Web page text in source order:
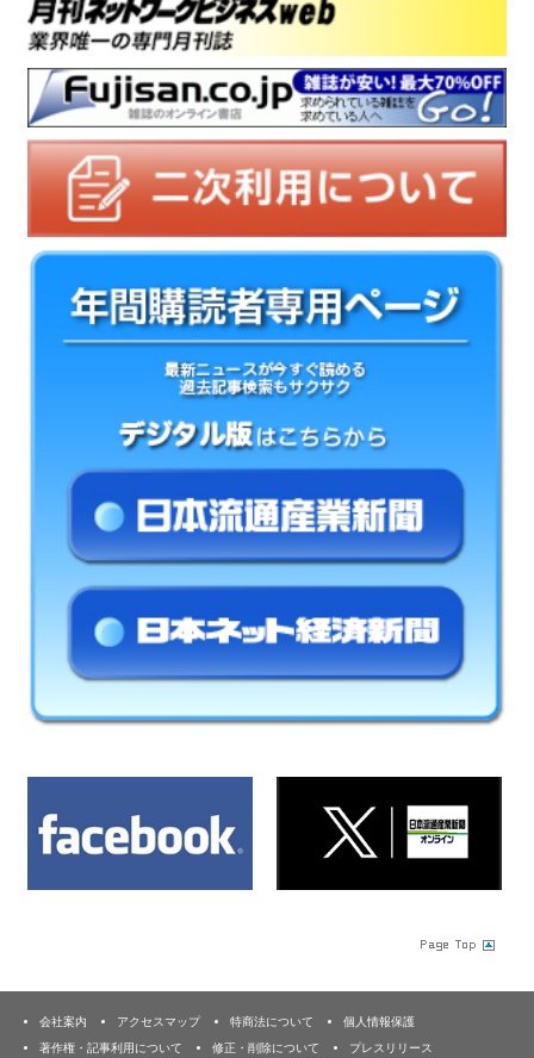
会社案内 アクセスマップ 特商法について
個人情報保護
著作権・記事利用について
修正・削除について プレスリリース